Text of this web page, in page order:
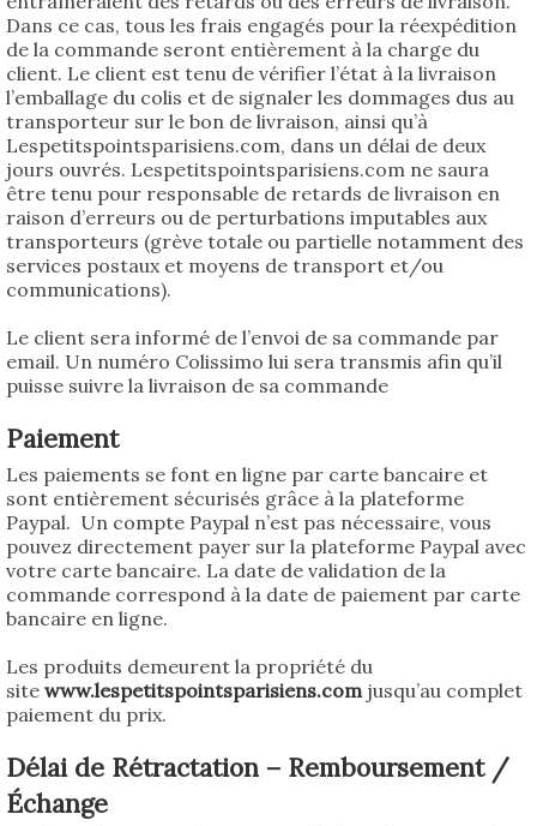
Dans ce cas, tous les frais engagés pour la réexpédition
de la commande seront entièrement à la charge du
client. Le client est tenu de vérifier l’état à la livraison
l’emballage du colis et de signaler les dommages dus au
transporteur sur le bon de livraison, ainsi qu’à
Lespetitspointsparisiens.com, dans un délai de deux
jours ouvrés. Lespetitspointsparisiens.com ne saura
être tenu pour responsable de retards de livraison en
raison d’erreurs ou de perturbations imputables aux
transporteurs (grève totale ou partielle notamment des
services postaux et moyens de transport et/ou
communications).
Le client sera informé de l’envoi de sa commande par
email. Un numéro Colissimo lui sera transmis afin qu’il
puisse suivre la livraison de sa commande
Paiement
Les paiements se font en ligne par carte bancaire et
sont entièrement sécurisés grâce à la plateforme
Paypal. Un compte Paypal n’est pas nécessaire, vous
pouvez directement payer sur la plateforme Paypal avec
votre carte bancaire. La date de validation de la
commande correspond à la date de paiement par carte
bancaire en ligne.
Les produits demeurent la propriété du
site www.lespetitspointsparisiens.comjusqu’au complet
paiement du prix.
Délai de Rétractation – Remboursement /
Échange